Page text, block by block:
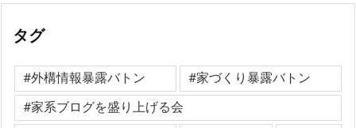
タグ
#外構情報暴露バトン
#家づくり暴露バトン
#家系ブログを盛り上げる会